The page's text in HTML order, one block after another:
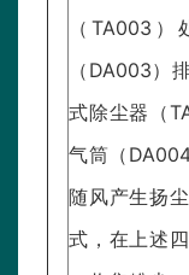
（TA003
（DA003）
式除尘器（
气筒（
随风产生扬
式，在上述